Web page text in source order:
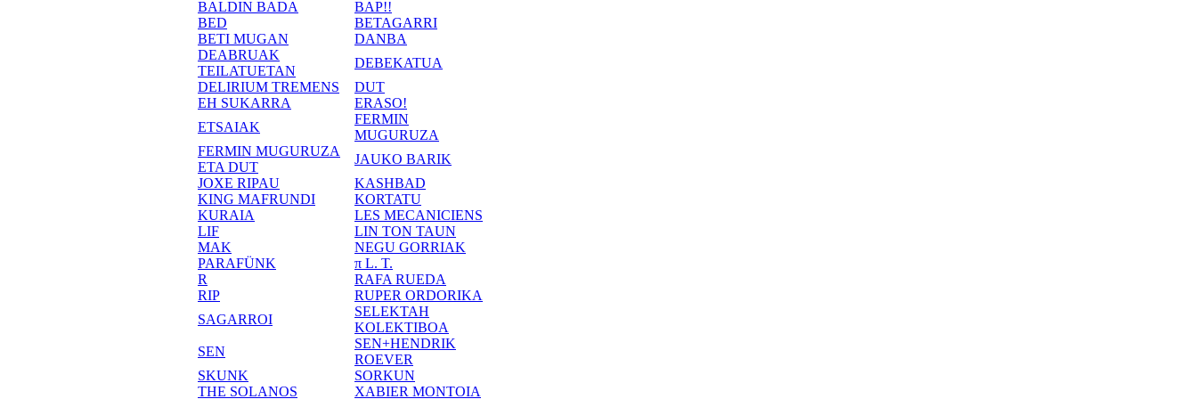
BALDIN BADA
BAP!!
BED
BETAGARRI
BETI MUGAN
DANBA
DEABRUAK
TEILATUETAN
DEBEKATUA
DELIRIUM TREMENS
DUT
EH SUKARRA
ERASO!
ETSAIAK
FERMIN
MUGURUZA
FERMIN MUGURUZA
ETA DUT
JAUKO BARIK
JOXE RIPAU
KASHBAD
KING MAFRUNDI
KORTATU
KURAIA
LES MECANICIENS
LIF
LIN TON TAUN
MAK
NEGU GORRIAK
PARAFÜNK
π L. T.
R
RAFA RUEDA
RIP
RUPER ORDORIKA
SAGARROI
SELEKTAH
KOLEKTIBOA
SEN
SEN+HENDRIK
ROEVER
SKUNK
SORKUN
THE SOLANOS
XABIER MONTOIA